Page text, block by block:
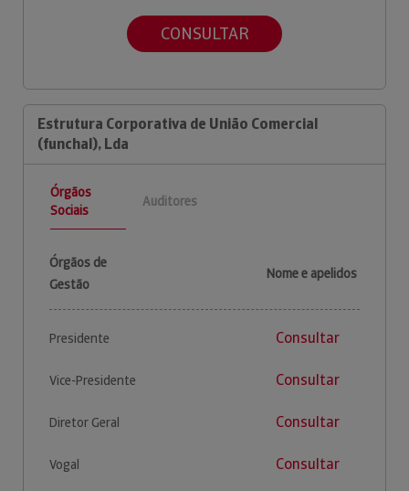
CONSULTAR
Estrutura Corporativa de União Comercial
(funchal), Lda
Órgãos
Sociais
Auditores
Órgãos de
Gestão
Nome e apelidos
Presidente Consultar
Vice-Presidente Consultar
Diretor Geral Consultar
Vogal Consultar